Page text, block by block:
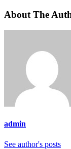
About The
admin
See author's posts